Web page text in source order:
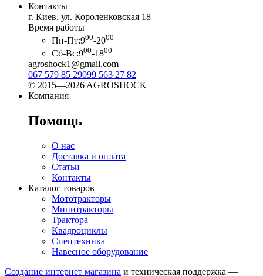
Контакты
г. Киев, ул. Короленковская 18
Время работы
Пн-Пт:900-2000
Сб-Вс:900-1800
agroshock1@gmail.com
067 579 85 29099 563 27 82
© 2015—2026 AGROSHOCK
Компания
Помощь
О нас
Доставка и оплата
Статьи
Контакты
Каталог товаров
Мототракторы
Минитракторы
Трактора
Квадроциклы
Спецтехника
Навесное оборудование
Создание интернет магазина и техническая поддержка —